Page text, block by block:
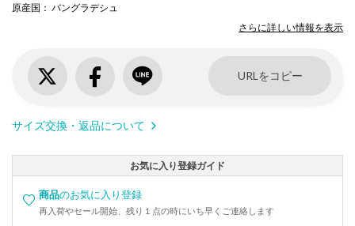
原産国 ： バングラデシュ
さらに詳しい情報を表示
URLをコピー
サイズ交換・返品について
お気に入り登録ガイド
商品のお気に入り登録
再入荷やセール開始、残り１点の時にいち早くご連絡します